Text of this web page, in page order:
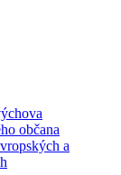
občana
a